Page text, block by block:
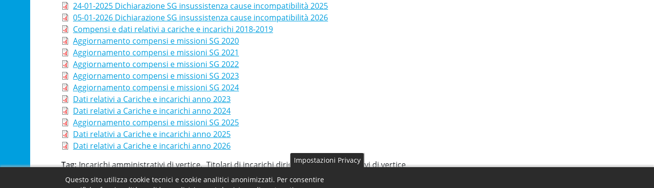
24-01-2025 Dichiarazione SG insussistenza cause incompatibilità 2025
05-01-2026 Dichiarazione SG insussistenza cause incompatibilità 2026
Compensi e dati relativi a cariche e incarichi 2018-2019
Aggiornamento compensi e missioni SG 2020
Aggiornamento compensi e missioni SG 2021
Aggiornamento compensi e missioni SG 2022
Aggiornamento compensi e missioni SG 2023
Aggiornamento compensi e missioni SG 2024
Dati relativi a Cariche e incarichi anno 2023
Dati relativi a Cariche e incarichi anno 2024
Aggiornamento compensi e missioni SG 2025
Dati relativi a Cariche e incarichi anno 2025
Dati relativi a Cariche e incarichi anno 2026
Tag Incarichi amministrativi di vertice Titolari di incarichi dirigenziali amministrativi di vertice
Impostazioni Privacy
Questo sito utilizza cookie tecnici e cookie analitici anonimizzati. Per consentire